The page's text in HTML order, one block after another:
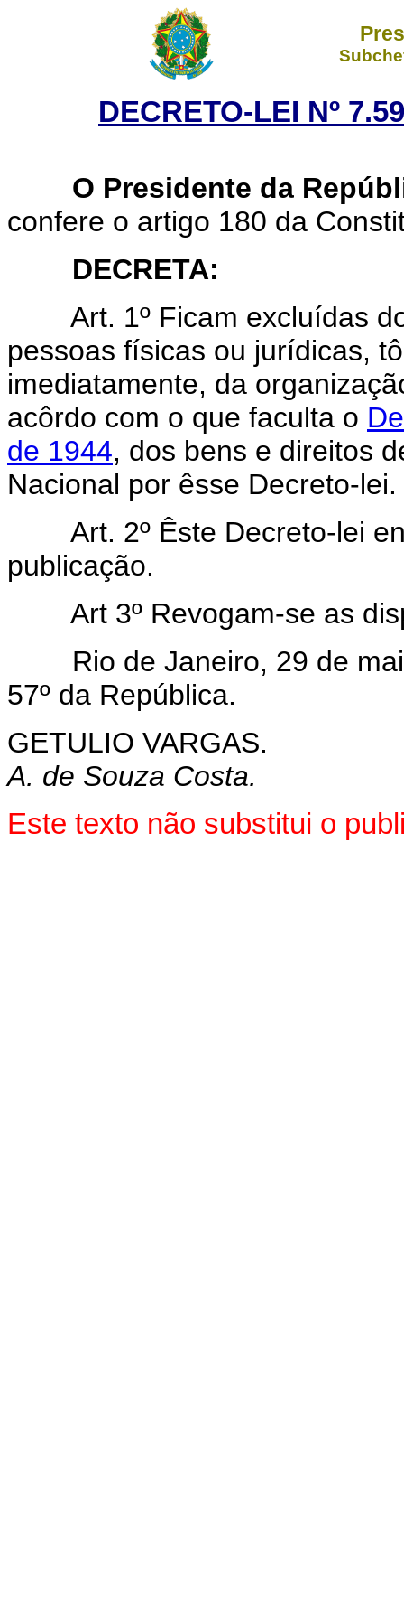
DECRETO-LEI Nº
O Presidente da
confere o artigo 180 da
DECRETA:
Art. 1º Ficam excluídas
pessoas físicas ou jurídicas,
imediatamente, da
acôrdo com o que faculta o
de 1944, dos bens e direitos
Nacional por êsse Decreto-lei.
Art. 2º Êste Decreto-lei
publicação.
Art 3º Revogam-se as
Rio de Janeiro, 29 de
57º da República.
GETULIO VARGAS.
A. de Souza Costa.
Este texto não substitui o